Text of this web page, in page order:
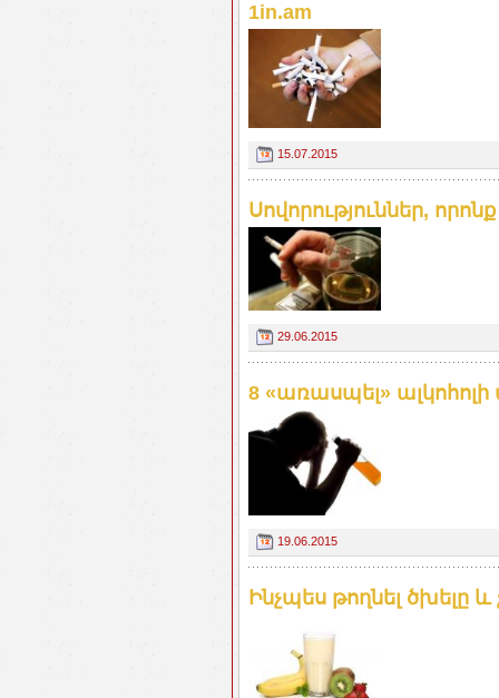
1in.am
15.07.2015
Սովորություններ,
29.06.2015
8 «առասպել» ալկոհոլի
19.06.2015
Ինչպես թողնել ծխելը